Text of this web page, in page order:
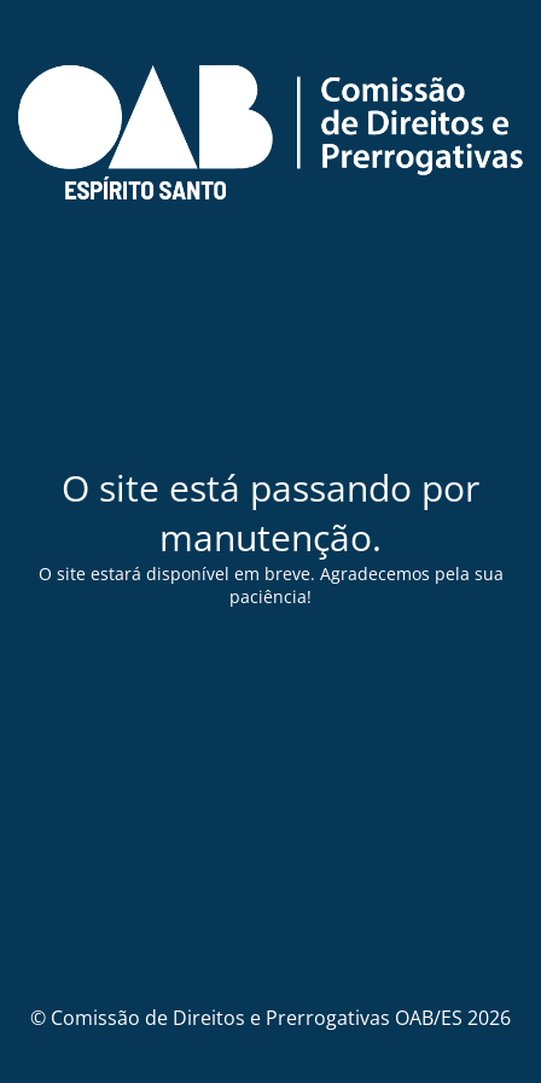
O site está passando por
manutenção.
O site estará disponível em breve. Agradecemos pela sua
paciência!
© Comissão de Direitos e Prerrogativas OAB/ES 2026